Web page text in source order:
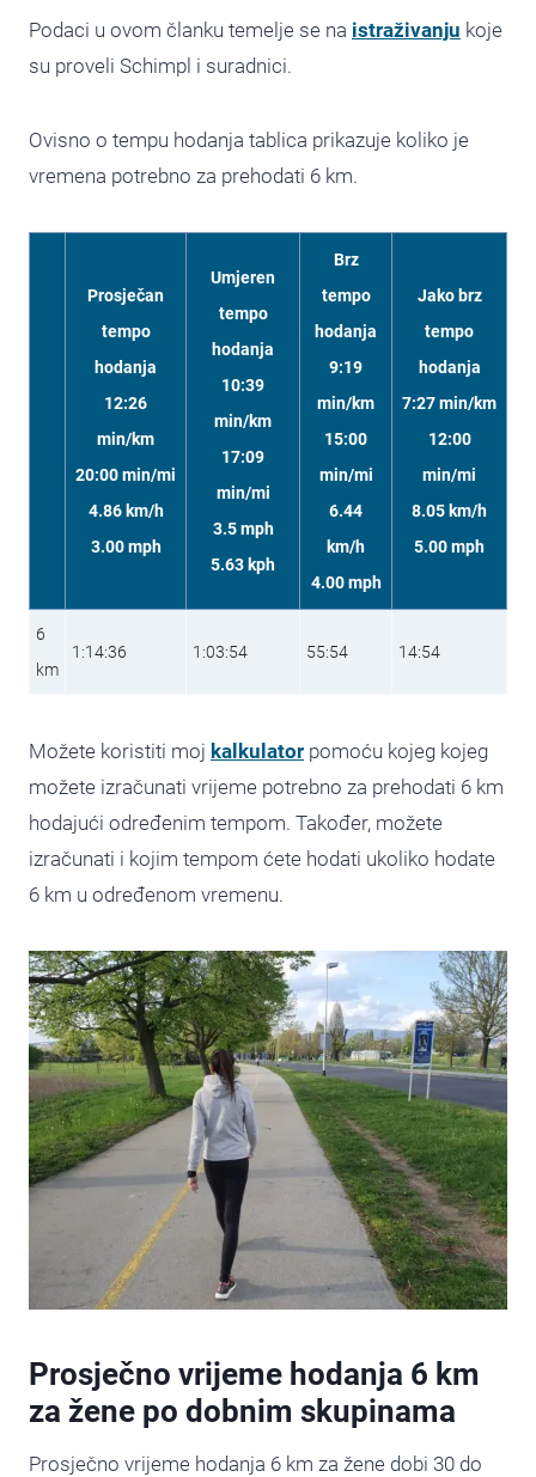
Podaci u ovom članku temelje se na istraživanju koje
su proveli Schimpl i suradnici.
Ovisno o tempu hodanja tablica prikazuje koliko je
vremena potrebno za prehodati 6 km.
Prosječan
tempo
hodanja
12:26
min/km
20:00 min/mi
4.86 km/h
3.00 mph
Umjeren
tempo
hodanja
10:39
min/km
17:09
min/mi
3.5 mph
5.63 kph
Brz
tempo
hodanja
9:19
min/km
15:00
min/mi
6.44
km/h
4.00 mph
Jako brz
tempo
hodanja
7:27 min/km
12:00
min/mi
8.05 km/h
5.00 mph
6
km
1:14:36 1:03:54 55:54 14:54
Možete koristiti moj kalkulator pomoću kojeg kojeg
možete izračunati vrijeme potrebno za prehodati 6 km
hodajući određenim tempom. Također, možete
izračunati i kojim tempom ćete hodati ukoliko hodate
6 km u određenom vremenu.
Prosječno vrijeme hodanja 6 km
za žene po dobnim skupinama
Prosječno vrijeme hodanja 6 km za žene dobi 30 do